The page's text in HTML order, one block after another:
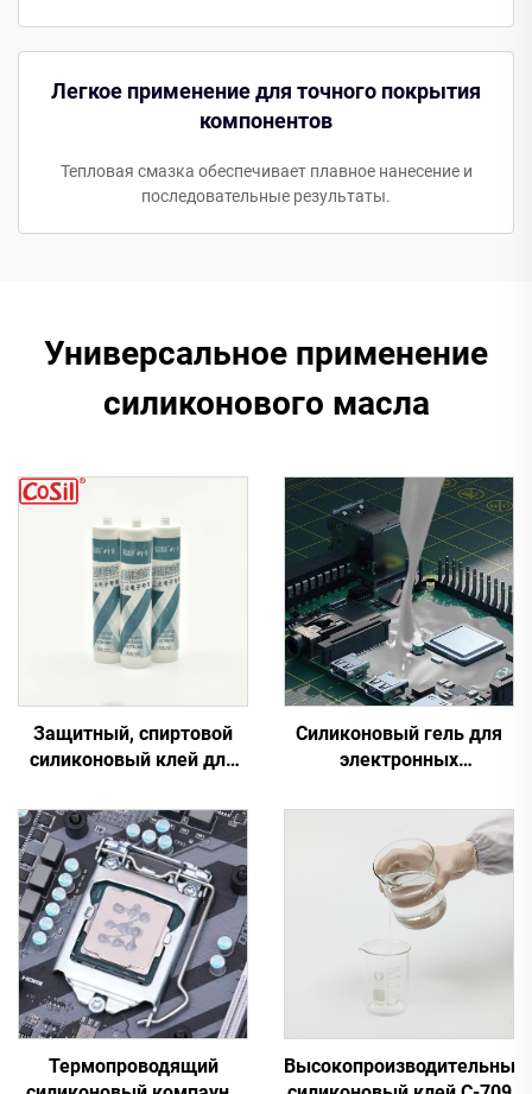
Легкое применение для точного покрытия
компонентов
Тепловая смазка обеспечивает плавное нанесение и
последовательные результаты.
Универсальное применение
силиконового масла
Защитный, спиртовой
силиконовый клей для
на промышленном
электрическом
оборудовании
Силиконовый гель для
электронных
Термопроводящий
Высокопроизводительный